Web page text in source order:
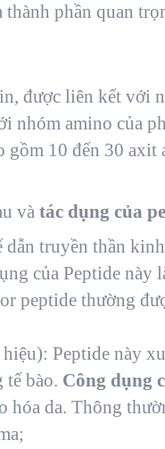
phần quan
được liên kết
nhóm amino của
10 đến 30
và tác dụng của
truyền thần
của Peptide này
peptide thường
Peptide này
tế bào. Công dụng
hóa da. Thông